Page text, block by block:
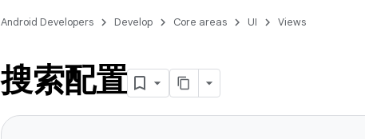
Android Developers Develop Core areas UI Views
搜索配置